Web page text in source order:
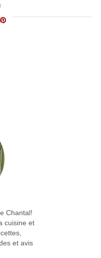
Chantal!
cuisine et
et avis